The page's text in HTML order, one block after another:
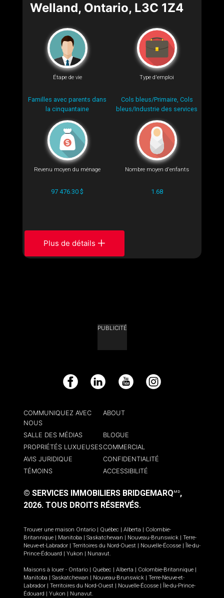
Welland, Ontario, L3C 1Z4
Étape de vie
Familles avec parents dans
la cinquantaine
Type d'emploi
Cols bleus/Primaire, Cols
bleus/Industrie des services
Revenu moyen du ménage
97 476.30 $
Nombre moyen d'enfants
1.68
Plus de détails
PUBLICITÉ
Facebook LinkedIn YouTube Instagram
COMMUNIQUEZ AVEC
NOUS
ABOUT
SALLE DES MÉDIAS
BLOGUE
PROPRIÉTÉS LUXUEUSESCOMMERCIAL
AVIS JURIDIQUE
CONFIDENTIALITÉ
TÉMOINS
ACCESSIBILITÉ
© SERVICES IMMOBILIERS BRIDGEMARQ MD,
2026. TOUS DROITS RÉSERVÉS.
Trouver une maison Ontario Québec Alberta
Colombie-
Britannique
Manitoba Saskatchewan Nouveau-Brunswick
Terre-
Neuve-et-Labrador
Territoires du Nord-Ouest Nouvelle-Écosse
Île-du-
Prince-Édouard
Yukon Nunavut.
Maisons à louer - Ontario Québec Alberta Colombie-Britannique
Manitoba
Saskatchewan Nouveau-Brunswick
Terre-Neuve-et-
Labrador
Territoires du Nord-Ouest Nouvelle-Écosse
Île-du-Prince-
Édouard
Yukon Nunavut.